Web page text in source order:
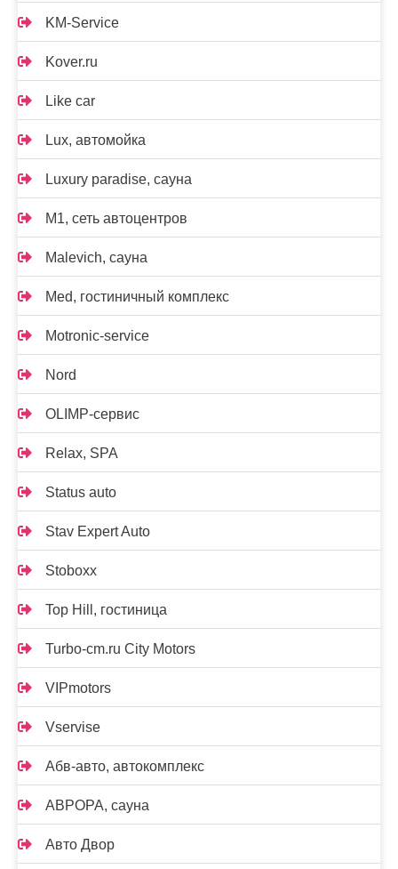
KM-Service
Kover.ru
Like car
Lux, автомойка
Luxury paradise, сауна
M1, сеть автоцентров
Malevich, сауна
Med, гостиничный комплекс
Motronic-service
Nord
OLIMP-сервис
Relax, SPA
Status auto
Stav Expert Auto
Stoboxx
Top Hill, гостиница
Turbo-cm.ru City Motors
VIPmotors
Vservise
Абв-авто, автокомплекс
АВРОРА, сауна
Авто Двор